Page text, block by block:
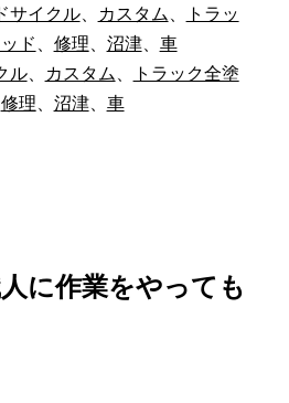
サイクル、 カスタム
トラッ
ド 修理 沼津、 車
ル、 カスタム
トラック全塗
修理 沼津、 車
に作業をやっても